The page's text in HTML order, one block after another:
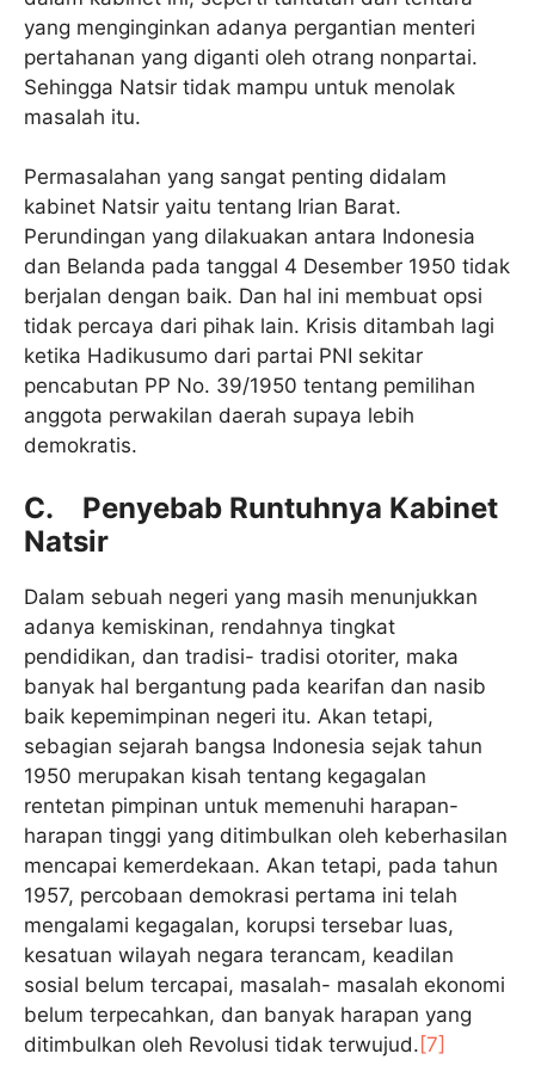
yang menginginkan adanya pergantian menteri
pertahanan yang diganti oleh otrang nonpartai.
Sehingga Natsir tidak mampu untuk menolak
masalah itu.
Permasalahan yang sangat penting didalam
kabinet Natsir yaitu tentang Irian Barat.
Perundingan yang dilakuakan antara Indonesia
dan Belanda pada tanggal 4 Desember 1950 tidak
berjalan dengan baik. Dan hal ini membuat opsi
tidak percaya dari pihak lain. Krisis ditambah lagi
ketika Hadikusumo dari partai PNI sekitar
pencabutan PP No. 39/1950 tentang pemilihan
anggota perwakilan daerah supaya lebih
demokratis.
C. Penyebab Runtuhnya Kabinet
Natsir
Dalam sebuah negeri yang masih menunjukkan
adanya kemiskinan, rendahnya tingkat
pendidikan, dan tradisi- tradisi otoriter, maka
banyak hal bergantung pada kearifan dan nasib
baik kepemimpinan negeri itu. Akan tetapi,
sebagian sejarah bangsa Indonesia sejak tahun
1950 merupakan kisah tentang kegagalan
rentetan pimpinan untuk memenuhi harapan-
harapan tinggi yang ditimbulkan oleh keberhasilan
mencapai kemerdekaan. Akan tetapi, pada tahun
1957, percobaan demokrasi pertama ini telah
mengalami kegagalan, korupsi tersebar luas,
kesatuan wilayah negara terancam, keadilan
sosial belum tercapai, masalah- masalah ekonomi
belum terpecahkan, dan banyak harapan yang
ditimbulkan oleh Revolusi tidak terwujud. [7]